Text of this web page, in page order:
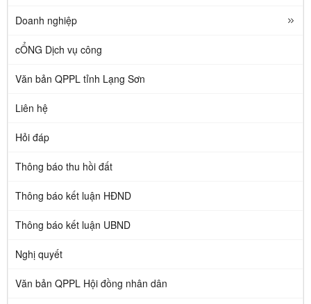
Doanh nghiệp
cỔNG Dịch vụ công
Văn bản QPPL tỉnh Lạng Sơn
Liên hệ
Hỏi đáp
Thông báo thu hồi đất
Thông báo kết luận HĐND
Thông báo kết luận UBND
Nghị quyết
Văn bản QPPL Hội đồng nhân dân